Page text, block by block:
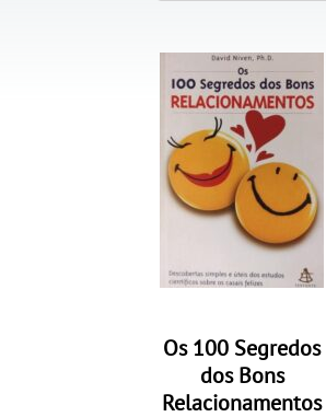
Os 100 Segredos
dos Bons
Relacionamentos